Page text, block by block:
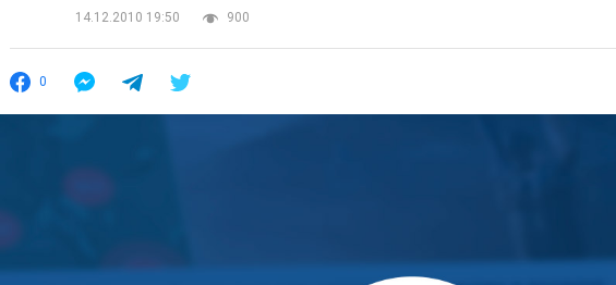
14.12.2010 19:50
900
0